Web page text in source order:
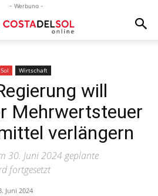
- Werbung -
Wirtschaft
will
Mehrwertsteuer
verlängern
30. Juni 2024 geplante
fortgesetzt
Juni 2024